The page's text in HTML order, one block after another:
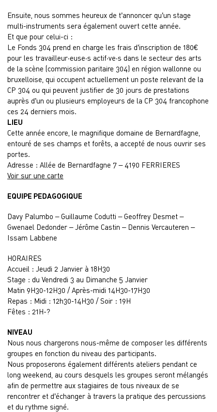
Ensuite, nous sommes heureux de t’annoncer qu’un stage
multi-instruments sera également ouvert cette année.
Et que pour celui-ci :
Le Fonds 304 prend en charge les frais d’inscription de 180€
pour les travailleur·euse·s actif·ve·s dans le secteur des arts
de la scène (commission paritaire 304) en région wallonne ou
bruxelloise, qui occupent actuellement un poste relevant de la
CP 304 ou qui peuvent justifier de 30 jours de prestations
auprès d’un ou plusieurs employeurs de la CP 304 francophone
ces 24 derniers mois.
LIEU
Cette année encore, le magnifique domaine de Bernardfagne,
entouré de ses champs et forêts, a accepté de nous ouvrir ses
portes.
Adresse : Allée de Bernardfagne 7 – 4190 FERRIERES
Voir sur une carte
EQUIPE PEDAGOGIQUE
Davy Palumbo – Guillaume Codutti – Geoffrey Desmet –
Gwenael Dedonder – Jérôme Castin – Dennis Vercauteren –
Issam Labbene
HORAIRES
Accueil : Jeudi 2 Janvier à 18H30
Stage : du Vendredi 3 au Dimanche 5 Janvier
Matin 9H30-12H30 / Après-midi 14H30-17H30
Repas : Midi : 12h30-14H30 / Soir : 19H
Fêtes : 21H-?
NIVEAU
Nous nous chargerons nous-même de composer les différents
groupes en fonction du niveau des participants.
Nous proposerons également différents ateliers pendant ce
long weekend, au cours desquels les groupes seront mélangés
afin de permettre aux stagiaires de tous niveaux de se
rencontrer et d’échanger à travers la pratique des percussions
et du rythme signé.